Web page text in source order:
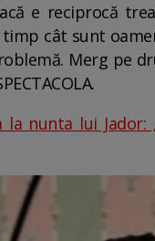
e reciprocă
cât sunt
Merg pe
la nunta lui